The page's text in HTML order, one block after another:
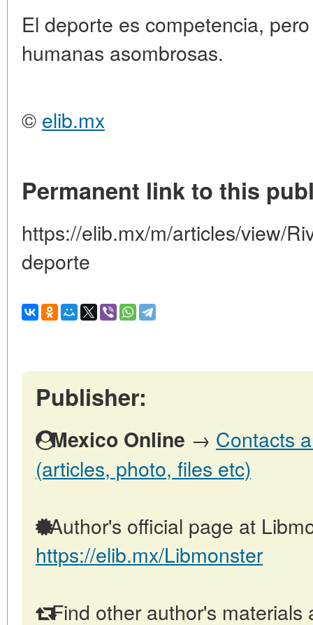
El deporte es competencia,
humanas asombrosas.
© elib.mx
Permanent link to this
https://elib.mx/m/articles/view/
deporte
Publisher:
Mexico Online → Contacts
(articles, photo, files etc)
Author's official page at
https://elib.mx/Libmonster
Find other author's materials